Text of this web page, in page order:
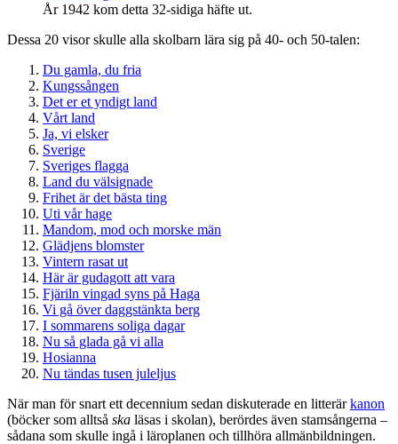
År 1942 kom detta 32-sidiga häfte ut.
Dessa 20 visor skulle alla skolbarn lära sig på 40- och 50-talen:
Du gamla, du fria
Kungssången
Det er et yndigt land
Vårt land
Ja, vi elsker
Sverige
Sveriges flagga
Land du välsignade
Frihet är det bästa ting
Uti vår hage
Mandom, mod och morske män
Glädjens blomster
Vintern rasat ut
Här är gudagott att vara
Fjäriln vingad syns på Haga
Vi gå över daggstänkta berg
I sommarens soliga dagar
Nu så glada gå vi alla
Hosianna
Nu tändas tusen juleljus
När man för snart ett decennium sedan diskuterade en litterärkanon
(böcker som alltså ska läsas i skolan), berördes även stamsångerna –
sådana som skulle ingå i läroplanen och tillhöra allmänbildningen.